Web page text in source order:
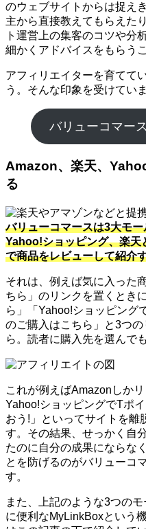
のウェブサイトからは捉え
主から直接教えてもらえた
ト運営上の集客のコツや分
細かくアドバイスをもらう
アフィリエイターを育てて
う。そんな印象を受けていま
バリューコマー
Amazon、楽天、
る
バリューコマースは3大モ
Yahoo!ショッピング、楽天
で商品をレビューして紹介
それは、例えば気に入った
ちら」のリンクを置くとき
ら」「Yahoo!ショッピング
のご購入はこちら」と3つ
ら。読者に購入先を選んで
これが例えばAmazonしか
Yahoo!ショッピングでTポ
おう!」といってサイトを離
す。その結果、せっかく自
たのに自分の成果にならな
とを防げるのがバリューコ
す。
また、上記のような3つの
に便利なMyLinkBoxという